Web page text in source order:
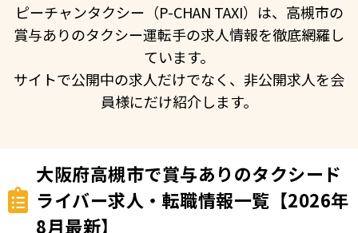
ピーチャンタクシー（P-CHAN TAXI）は、高槻市の
賞与ありのタクシー運転手の求人情報を徹底網羅し
ています。
サイトで公開中の求人だけでなく、非公開求人を会
員様にだけ紹介します。
大阪府高槻市で賞与ありのタクシード
ライバー求人・転職情報一覧【2026年
8月最新】